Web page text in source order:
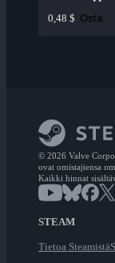
0,48 $ Osta
© 2026 Valve
ovat omistajiensa
Kaikki hinnat
STEAM
Tietoa Steamistä